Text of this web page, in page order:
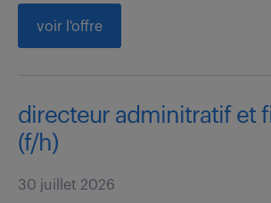
voir l'offre
directeur adminitratif et
(f/h)
30 juillet 2026